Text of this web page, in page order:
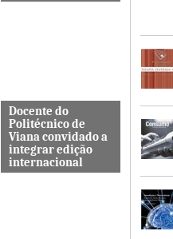
Docente do
Politécnico de
Viana convidado a
integrar edição
internacional